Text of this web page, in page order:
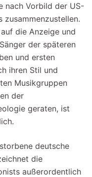
nach Vorbild der US-
zusammenzustellen.
die Anzeige und
der späteren
und ersten
ihren Stil und
Musikgruppen
der
geraten, ist
deutsche
die
außerordentlich